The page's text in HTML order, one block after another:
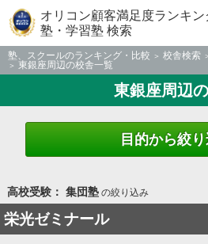
オリコン顧客満足度ランキン
塾・学習塾 検索
塾、スクールのランキング・比較 校舎検索
東銀座周辺の校舎一覧
東銀座周辺
目的から絞
高校受験： 集団塾の絞り込み
栄光ゼミナール